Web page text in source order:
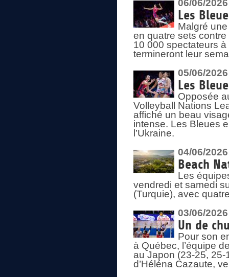
06/06/2026
Les
Malgré
en quatre sets
10 000 spectateurs
termineront leur
05/06/2026
Les
Opposée
Volleyball Nations
affiché un beau
intense. Les Bleues
l’Ukraine.
04/06/2026
Beach
Les
vendredi et samedi
(Turquie), avec
03/06/2026
Un de
Pour son
à Québec, l’équipe
au Japon (23-25,
d’Héléna Cazaute,